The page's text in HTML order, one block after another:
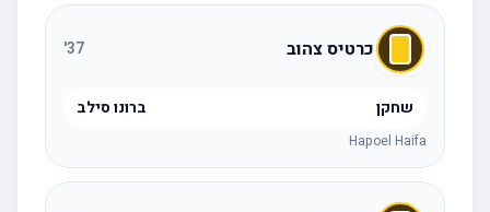
כרטיס צהוב 37
'
שחקן ברונו סילב
Hapoel Haifa